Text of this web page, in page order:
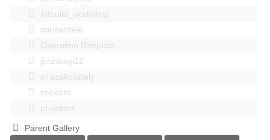
Kitbuild_workshop
mindenféle
Operation Blitzplatz
pozsonyi12
pr szakosztaly
projects
projektek
Parent Gallery